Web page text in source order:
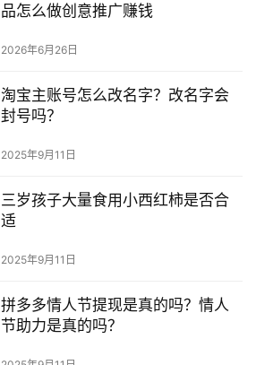
品怎么做创意推广赚钱
2026年6月26日
淘宝主账号怎么改名字？改名字会
封号吗？
2025年9月11日
三岁孩子大量食用小西红柿是否合
适
2025年9月11日
拼多多情人节提现是真的吗？情人
节助力是真的吗？